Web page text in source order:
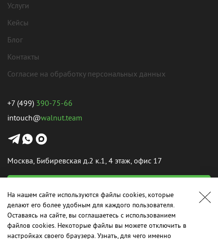
Услуги
Кейсы
Блог
Контакты
Согласие на обработку персональных данных
+7 (499) 390-75-66
intouch@walnut.team
Москва, Бибиревская д.2 к.1, 4 этаж, офис 17
На нашем сайте используются файлы cookies, которые
делают его более удобным для каждого пользователя.
Оставаясь на сайте, вы соглашаетесь с использованием
файлов cookies. Некоторые файлы вы можете отключить в
настройках своего браузера. Узнать, для чего именно